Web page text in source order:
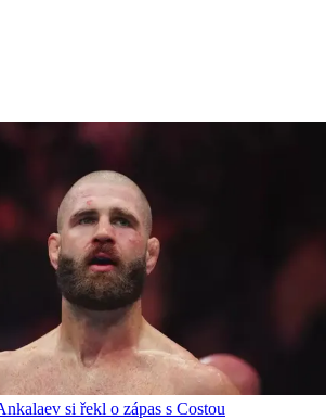
si řekl o zápas s Costou